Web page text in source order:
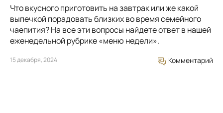
Что вкусного приготовить на завтрак или же какой
выпечкой порадовать близких во время семейного
чаепития? На все эти вопросы найдете ответ в нашей
еженедельной рубрике «меню недели».
15 декабря, 2024 Комментарий